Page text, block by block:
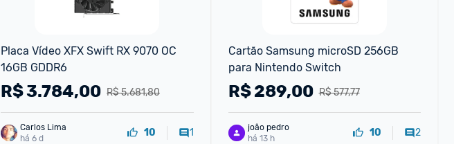
Placa Vídeo XFX Swift RX 9070 OC
16GB GDDR6
R$ 5.681,80
R$3.784,00
Carlos Lima
há 6 d
10 1
Cartão Samsung microSD 256GB
para Nintendo Switch
R$ 577,77
R$289,00
joão pedro
há 13 h
10 2